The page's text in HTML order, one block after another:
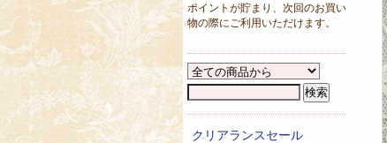
ポイントが貯まり、次回のお買い
物の際にご利用いただけます。
クリアランスセール